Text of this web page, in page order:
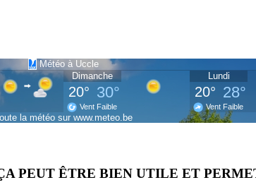
PEUT ÊTRE BIEN UTILE ET